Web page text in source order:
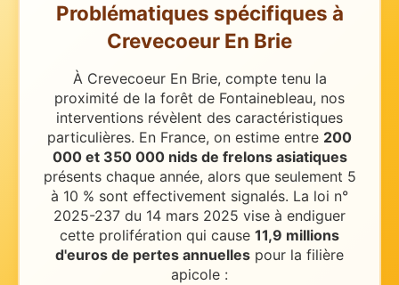
Problématiques spécifiques à
Crevecoeur En Brie
À Crevecoeur En Brie, compte tenu la
proximité de la forêt de Fontainebleau, nos
interventions révèlent des caractéristiques
particulières. En France, on estime entre 200
000 et 350 000 nids de frelons asiatiques
présents chaque année, alors que seulement 5
à 10 % sont effectivement signalés. La loi n°
2025-237 du 14 mars 2025 vise à endiguer
cette prolifération qui cause 11,9 millions
d'euros de pertes annuelles pour la filière
apicole :